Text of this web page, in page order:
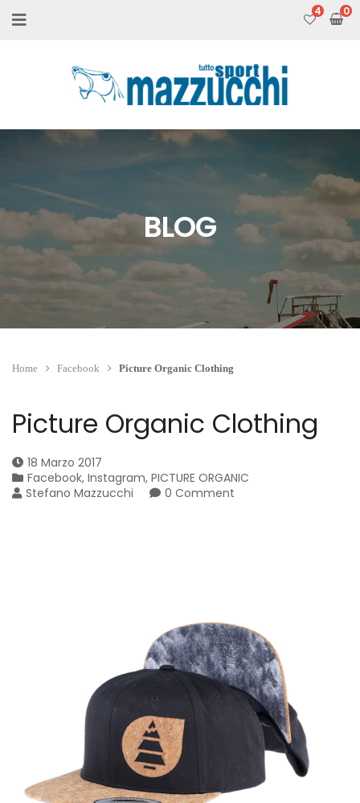
4
BLOG
Home Facebook Picture Organic Clothing
Picture Organic Clothing
18 Marzo 2017
Facebook, Instagram, PICTURE ORGANIC
Stefano Mazzucchi
0 Comment